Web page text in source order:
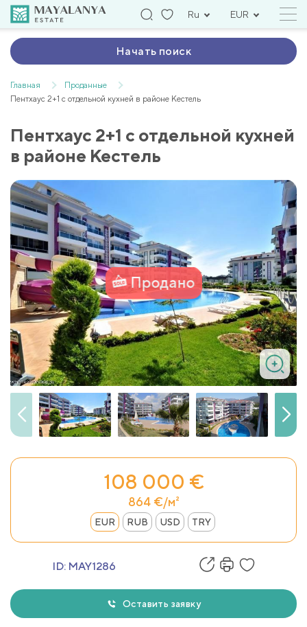
Ru EUR
Начать поиск
Главная
Проданные
Пентхаус 2+1 с отдельной кухней в районе Кестель
Пентхаус 2+1 с отдельной кухней
в районе Кестель
Продано
108 000 €
864 €/м²
EUR RUB USD TRY
ID: MAY1286
Оставить заявку